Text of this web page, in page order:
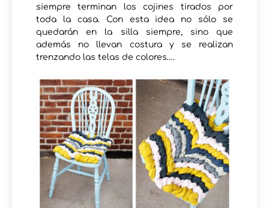
siempre terminan los cojines tirados por
toda la casa. Con esta idea no sólo se
quedarán en la silla siempre, sino que
además no llevan costura y se realizan
trenzando las telas de colores….